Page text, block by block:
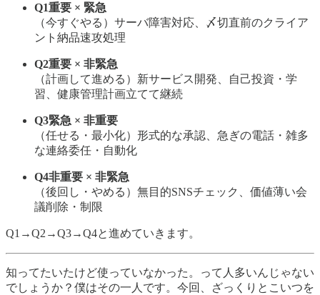
Q1重要 × 緊急
（今すぐやる）サーバ障害対応、〆切直前のクライア
ント納品速攻処理
Q2重要 × 非緊急
（計画して進める）新サービス開発、自己投資・学
習、健康管理計画立てて継続
Q3緊急 × 非重要
（任せる・最小化）形式的な承認、急ぎの電話・雑多
な連絡委任・自動化
Q4非重要 × 非緊急
（後回し・やめる）無目的SNSチェック、価値薄い会
議削除・制限
Q1→Q2→Q3→Q4と進めていきます。
知ってたいたけど使っていなかった。って人多いんじゃない
でしょうか？僕はその一人です。今回、ざっくりとこいつを